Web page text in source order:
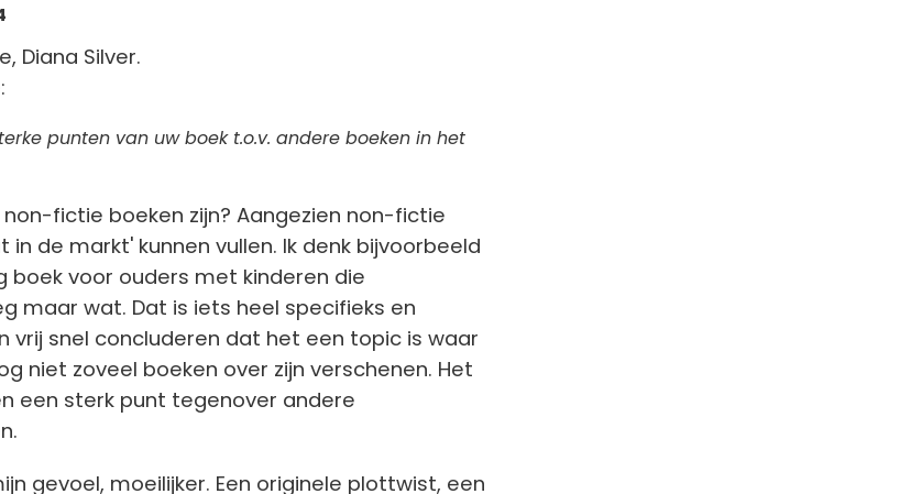
Diana Silver.
punten van uw boek t.o.v. andere boeken in het
fictie boeken zijn? Aangezien non-fictie
in de markt' kunnen vullen. Ik denk bijvoorbeeld
boek voor ouders met kinderen die
maar wat. Dat is iets heel specifieks en
vrij snel concluderen dat het een topic is waar
niet zoveel boeken over zijn verschenen. Het
een sterk punt tegenover andere
gevoel, moeilijker. Een originele plottwist, een